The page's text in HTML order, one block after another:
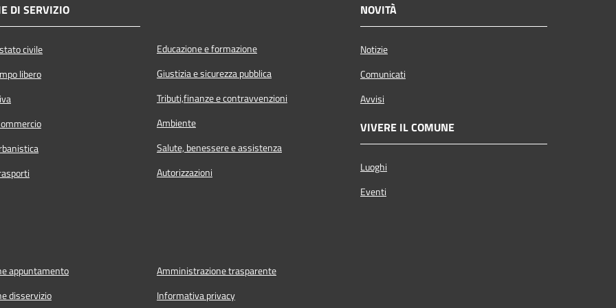
DI SERVIZIO
civile
libero
Educazione e formazione
Giustizia e sicurezza pubblica
Tributi,finanze e contravvenzioni
Ambiente
Salute, benessere e assistenza
Autorizzazioni
NOVITÀ
Notizie
Comunicati
Avvisi
VIVERE IL COMUNE
Luoghi
Eventi
appuntamento
disservizio
Amministrazione trasparente
Informativa privacy